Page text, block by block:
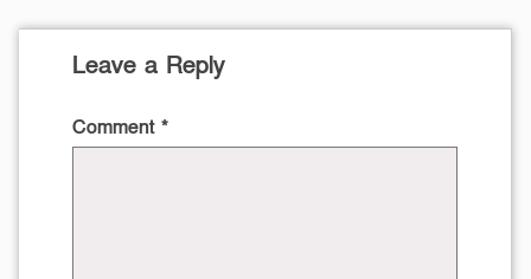
Leave a Reply
Comment *